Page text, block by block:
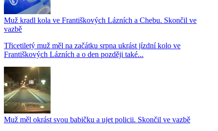
Muž kradl kola ve Františkových Lázních a Chebu. Skončil ve
vazbě
Třicetiletý muž měl na začátku srpna ukrást jízdní kolo ve
Františkových Lázních a o den později také...
Muž měl okrást svou babičku a ujet policii. Skončil ve vazbě